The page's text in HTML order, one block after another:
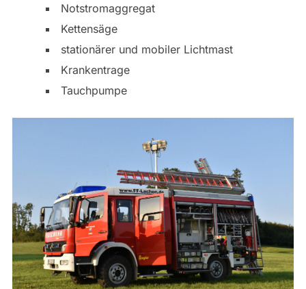
Notstromaggregat
Kettensäge
stationärer und mobiler Lichtmast
Krankentrage
Tauchpumpe